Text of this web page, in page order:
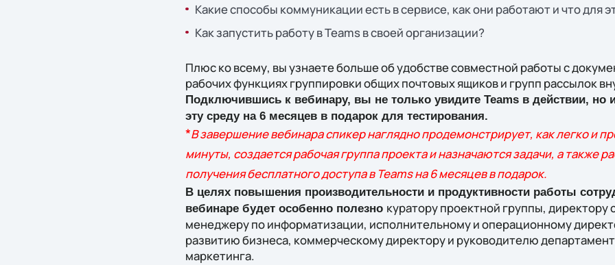
Какие способы коммуникации есть в сервисе, как они работают и что для
Как запустить работу в Teams в своей организации?
Плюс ко всему, вы узнаете больше об удобстве совместной работы с
рабочих функциях группировки общих почтовых ящиков и групп рассылок
Подключившись к вебинару, вы не только увидите Teams в действии, но
эту среду на 6 месяцев в подарок для тестирования.
*В завершение вебинара спикер наглядно продемонстрирует, как легко и
минуты, создается рабочая группа проекта и назначаются задачи, а также
получения бесплатного доступа в Teams на 6 месяцев в подарок.
В целях повышения производительности и продуктивности работы
вебинаре будет особенно полезно куратору проектной группы, директору
менеджеру по информатизации, исполнительному и операционному
развитию бизнеса, коммерческому директору и руководителю
маркетинга.